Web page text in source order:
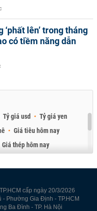
lên’ trong tháng
có tiềm năng dẫn
Tỷ giá usd
Tỷ giá yen
Giá tiêu hôm nay
Giá thép hôm nay
cấp ngày 20/3/2026
Phường Gia Định - TP.HCM
Ba Đình - TP. Hà Nội